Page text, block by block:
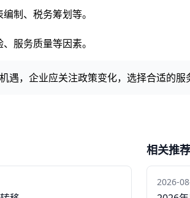
制、税务筹划等。
服务质量等因素。
，企业应关注政策变化，选择合适的服
相关推荐
2026-